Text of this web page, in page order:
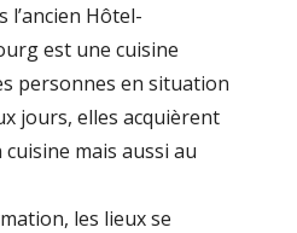
l’ancien Hôtel-
est une cuisine
personnes en situation
jours, elles acquièrent
mais aussi au
les lieux se